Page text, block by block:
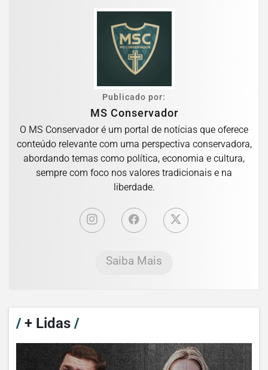
Publicado por:
MS Conservador
O MS Conservador é um portal de notícias que oferece
conteúdo relevante com uma perspectiva conservadora,
abordando temas como política, economia e cultura,
sempre com foco nos valores tradicionais e na
liberdade.
Saiba Mais
/+ Lidas /